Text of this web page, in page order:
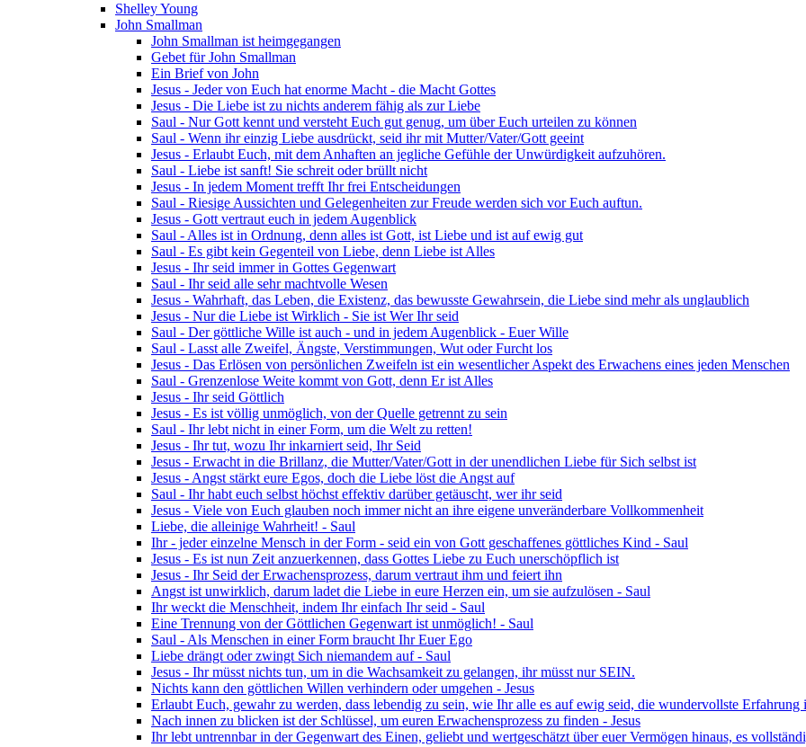
Shelley Young
John Smallman
John Smallman ist heimgegangen
Gebet für John Smallman
Ein Brief von John
Jesus - Jeder von Euch hat enorme Macht - die Macht Gottes
Jesus - Die Liebe ist zu nichts anderem fähig als zur Liebe
Saul - Nur Gott kennt und versteht Euch gut genug, um über Euch urteilen zu können
Saul - Wenn ihr einzig Liebe ausdrückt, seid ihr mit Mutter/Vater/Gott geeint
Jesus - Erlaubt Euch, mit dem Anhaften an jegliche Gefühle der Unwürdigkeit aufzuhören.
Saul - Liebe ist sanft! Sie schreit oder brüllt nicht
Jesus - In jedem Moment trefft Ihr frei Entscheidungen
Saul - Riesige Aussichten und Gelegenheiten zur Freude werden sich vor Euch auftun.
Jesus - Gott vertraut euch in jedem Augenblick
Saul - Alles ist in Ordnung, denn alles ist Gott, ist Liebe und ist auf ewig gut
Saul - Es gibt kein Gegenteil von Liebe, denn Liebe ist Alles
Jesus - Ihr seid immer in Gottes Gegenwart
Saul - Ihr seid alle sehr machtvolle Wesen
Jesus - Wahrhaft, das Leben, die Existenz, das bewusste Gewahrsein, die Liebe sind mehr als unglaublich
Jesus - Nur die Liebe ist Wirklich - Sie ist Wer Ihr seid
Saul - Der göttliche Wille ist auch - und in jedem Augenblick - Euer Wille
Saul - Lasst alle Zweifel, Ängste, Verstimmungen, Wut oder Furcht los
Jesus - Das Erlösen von persönlichen Zweifeln ist ein wesentlicher Aspekt des Erwachens eines jeden Menschen
Saul - Grenzenlose Weite kommt von Gott, denn Er ist Alles
Jesus - Ihr seid Göttlich
Jesus - Es ist völlig unmöglich, von der Quelle getrennt zu sein
Saul - Ihr lebt nicht in einer Form, um die Welt zu retten!
Jesus - Ihr tut, wozu Ihr inkarniert seid, Ihr Seid
Jesus - Erwacht in die Brillanz, die Mutter/Vater/Gott in der unendlichen Liebe für Sich selbst ist
Jesus - Angst stärkt eure Egos, doch die Liebe löst die Angst auf
Saul - Ihr habt euch selbst höchst effektiv darüber getäuscht, wer ihr seid
Jesus - Viele von Euch glauben noch immer nicht an ihre eigene unveränderbare Vollkommenheit
Liebe, die alleinige Wahrheit! - Saul
Ihr - jeder einzelne Mensch in der Form - seid ein von Gott geschaffenes göttliches Kind - Saul
Jesus - Es ist nun Zeit anzuerkennen, dass Gottes Liebe zu Euch unerschöpflich ist
Jesus - Ihr Seid der Erwachensprozess, darum vertraut ihm und feiert ihn
Angst ist unwirklich, darum ladet die Liebe in eure Herzen ein, um sie aufzulösen - Saul
Ihr weckt die Menschheit, indem Ihr einfach Ihr seid - Saul
Eine Trennung von der Göttlichen Gegenwart ist unmöglich! - Saul
Saul - Als Menschen in einer Form braucht Ihr Euer Ego
Liebe drängt oder zwingt Sich niemandem auf - Saul
Jesus - Ihr müsst nichts tun, um in die Wachsamkeit zu gelangen, ihr müsst nur SEIN.
Nichts kann den göttlichen Willen verhindern oder umgehen - Jesus
Erlaubt Euch, gewahr zu werden, dass lebendig zu sein, wie Ihr alle es auf ewig seid, die wundervollste
Nach innen zu blicken ist der Schlüssel, um euren Erwachensprozess zu finden - Jesus
Ihr lebt untrennbar in der Gegenwart des Einen, geliebt und wertgeschätzt über euer Vermögen hinaus, es